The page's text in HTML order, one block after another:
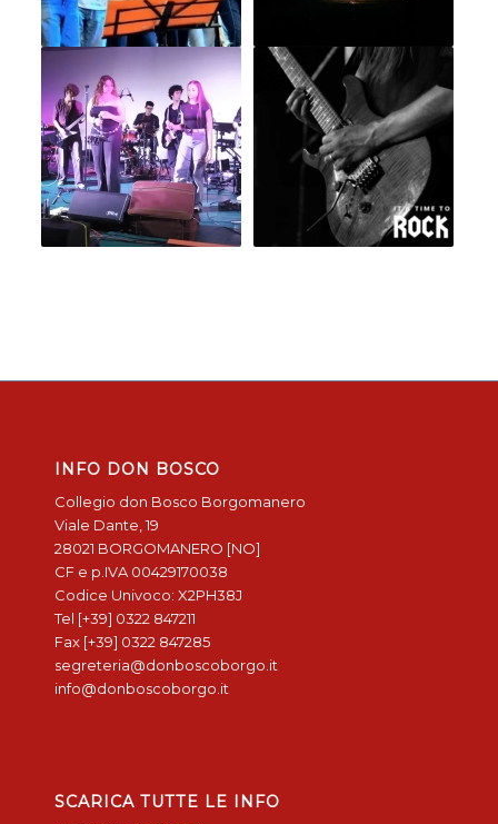
INFO DON BOSCO
Collegio don Bosco Borgomanero
Viale Dante, 19
28021 BORGOMANERO [NO]
CF e p.IVA 00429170038
Codice Univoco: X2PH38J
Tel [+39] 0322 847211
Fax [+39] 0322 847285
segreteria@donboscoborgo.it
info@donboscoborgo.it
SCARICA TUTTE LE INFO